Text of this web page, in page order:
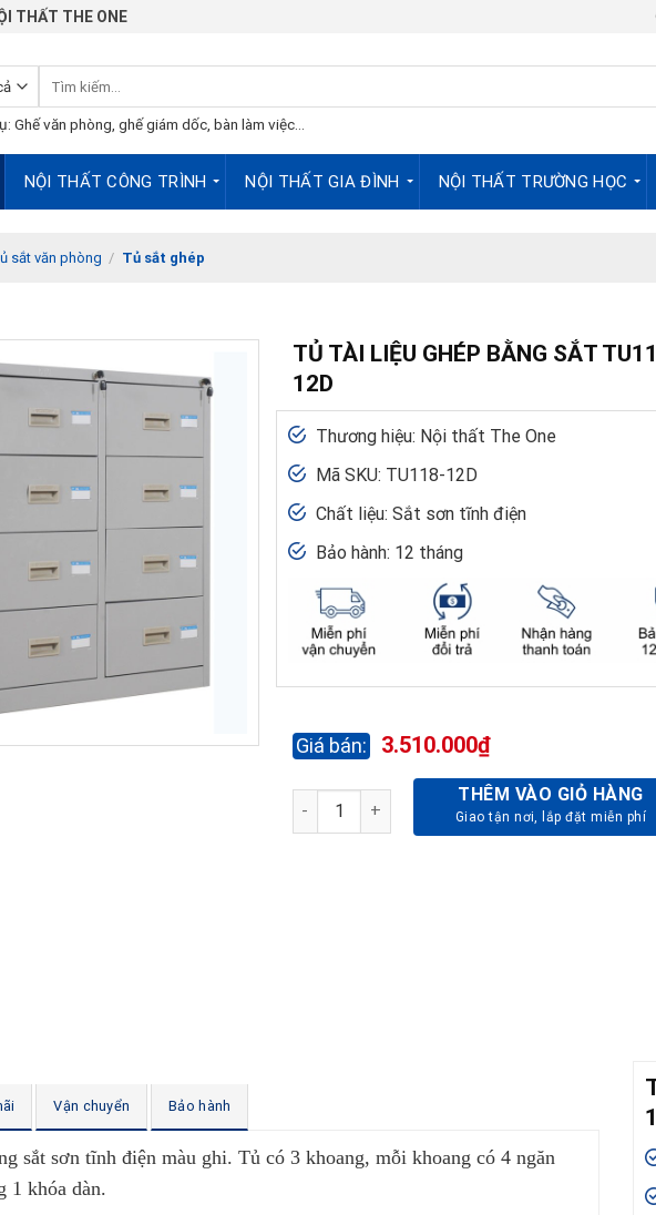
THẤT THE ONE
kiếm:
Ghế văn phòng, ghế giám dốc, bàn làm việc...
NỘI THẤT CÔNG TRÌNH NỘI THẤT GIA ĐÌNH NỘI THẤT TRƯỜNG HỌC
sắt văn phòng / Tủ sắt ghép
TỦ TÀI LIỆU GHÉP BẰNG SẮT
12D
Thương hiệu: Nội thất The One
Mã SKU: TU118-12D
Chất liệu: Sắt sơn tĩnh điện
Bảo hành: 12 tháng
3.510.000₫
TỦ TÀI LIỆU GHÉP BẰNG SẮT TU118-12D số
THÊM VÀO GIỎ HÀNG
Vận chuyển Bảo hành
sắt sơn tĩnh điện màu ghi. Tủ có 3 khoang, mỗi khoang có 4 ngăn
1 khóa dàn.